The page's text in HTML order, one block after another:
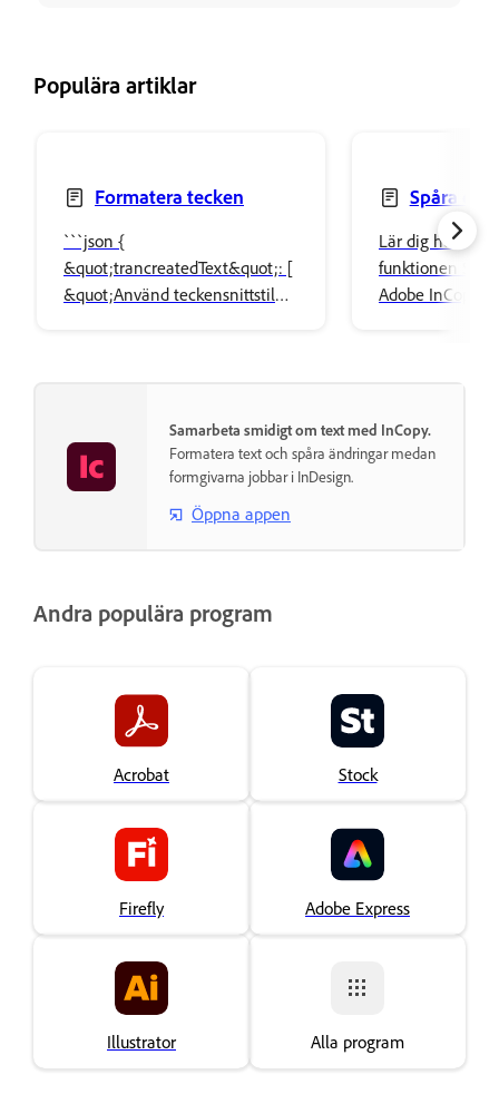
Populära artiklar
Formatera tecken
```json {
&quot;trancreatedText&quot;: [
&quot;Använd teckensnittstilar,
Spåra och
ändringar
Lär dig hur du
funktionen
Adobe InCopy
Samarbeta smidigt om text med InCopy.
Formatera text och spåra ändringar medan
formgivarna jobbar i InDesign.
Öppna appen
Andra populära program
Acrobat Stock
Firefly Adobe Express
Illustrator Alla program